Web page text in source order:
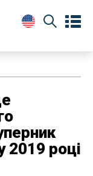
2019 році